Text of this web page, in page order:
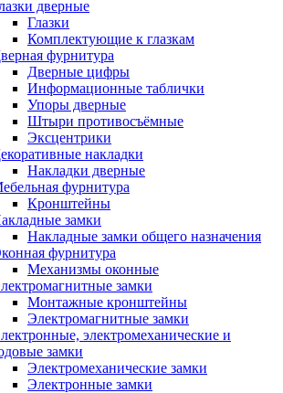
дверные
Глазки
Комплектующие к глазкам
фурнитура
Дверные цифры
Информационные таблички
Упоры дверные
Штыри противосъёмные
Эксцентрики
накладки
Накладки дверные
фурнитура
Кронштейны
замки
Накладные замки общего назначения
фурнитура
Механизмы оконные
замки
Монтажные кронштейны
Электромагнитные замки
электромеханические и
замки
Электромеханические замки
Электронные замки